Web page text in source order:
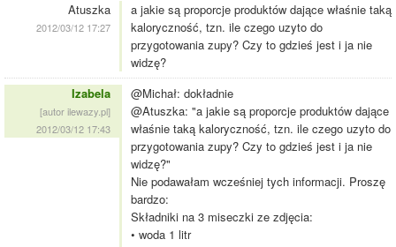
Atuszka
2012/03/12 17:27
a jakie są proporcje produktów dające właśnie taką
kaloryczność, tzn. ile czego uzyto do
przygotowania zupy? Czy to gdzieś jest i ja nie
widzę?
Izabela
[autor ilewazy.pl]
2012/03/12 17:43
@Michał: dokładnie
@Atuszka: "a jakie są proporcje produktów dające
właśnie taką kaloryczność, tzn. ile czego uzyto do
przygotowania zupy? Czy to gdzieś jest i ja nie
widzę?"
Nie podawałam wcześniej tych informacji. Proszę
bardzo:
Składniki na 3 miseczki ze zdjęcia:
• woda 1 litr